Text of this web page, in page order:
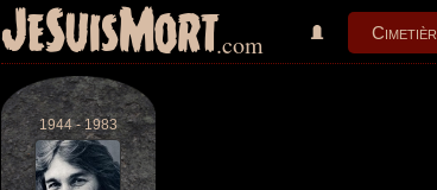
JeSuisMort.com
1944 - 1983